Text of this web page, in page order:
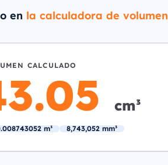
en la calculadora de volumen
CALCULADO
cm³
m³ 8,743,052 mm³